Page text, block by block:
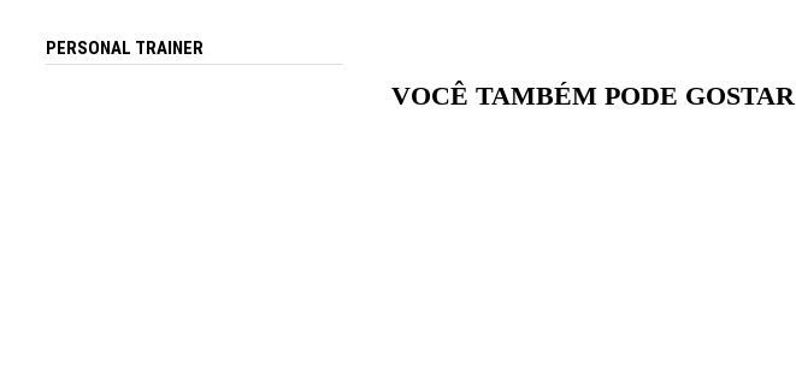
VOCÊ TAMBÉM PODE GOSTAR
PERSONAL TRAINER